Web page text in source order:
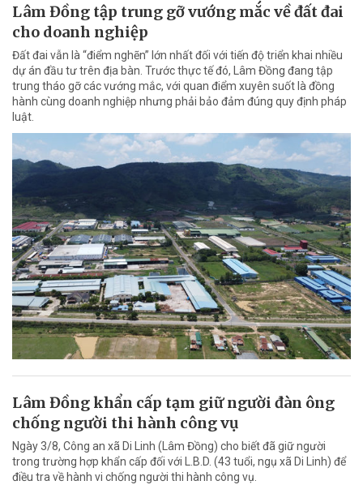
Lâm Đồng tập trung gỡ vướng mắc về đất đai
cho doanh nghiệp
Đất đai vẫn là “điểm nghẽn” lớn nhất đối với tiến độ triển khai nhiều
dự án đầu tư trên địa bàn. Trước thực tế đó, Lâm Đồng đang tập
trung tháo gỡ các vướng mắc, với quan điểm xuyên suốt là đồng
hành cùng doanh nghiệp nhưng phải bảo đảm đúng quy định pháp
luật.
Lâm Đồng khẩn cấp tạm giữ người đàn ông
chống người thi hành công vụ
Ngày 3/8, Công an xã Di Linh (Lâm Đồng) cho biết đã giữ người
trong trường hợp khẩn cấp đối với L.B.D. (43 tuổi, ngụ xã Di Linh) để
điều tra về hành vi chống người thi hành công vụ.